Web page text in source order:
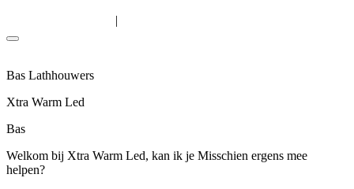
|
Bas Lathhouwers
Xtra Warm Led
Bas
Welkom bij Xtra Warm Led, kan ik je Misschien ergens mee
helpen?